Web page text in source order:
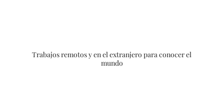
Trabajos remotos y en el extranjero para conocer el
mundo